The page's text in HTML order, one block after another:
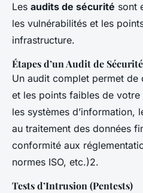
Les audits de sécurité sont
les vulnérabilités et les
infrastructure.
Étapes d’un Audit de Sécurité
Un audit complet permet de
et les points faibles de
les systèmes d’information,
au traitement des données
conformité aux
normes ISO, etc.)2.
Tests d’Intrusion (Pentests)